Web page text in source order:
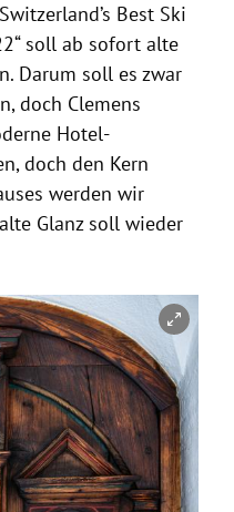
Best Ski
soll ab sofort alte
Darum soll es zwar
doch Clemens
Hotel-
doch den Kern
werden wir
Glanz soll wieder